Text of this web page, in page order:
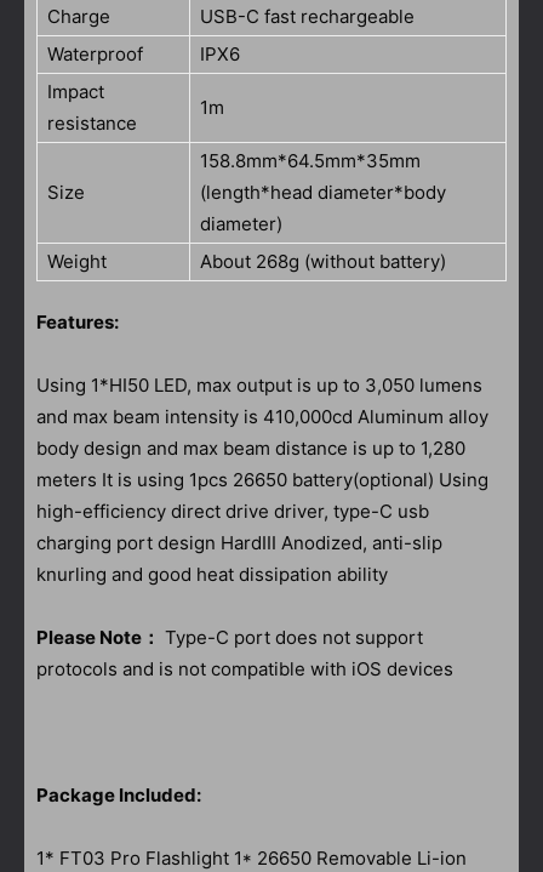
Charge
USB-C fast rechargeable
Waterproof
IPX6
Impact
resistance
1m
Size
158.8mm*64.5mm*35mm
(length*head diameter*body
diameter)
Weight
About 268g (without battery)
Features:
Using 1*HI50 LED, max output is up to 3,050 lumens
and max beam intensity is 410,000cd Aluminum alloy
body design and max beam distance is up to 1,280
meters It is using 1pcs 26650 battery(optional) Using
high-efficiency direct drive driver, type-C usb
charging port design HardIII Anodized, anti-slip
knurling and good heat dissipation ability
Please Note： Type-C port does not support
protocols and is not compatible with iOS devices
Package Included:
1* FT03 Pro Flashlight 1* 26650 Removable Li-ion